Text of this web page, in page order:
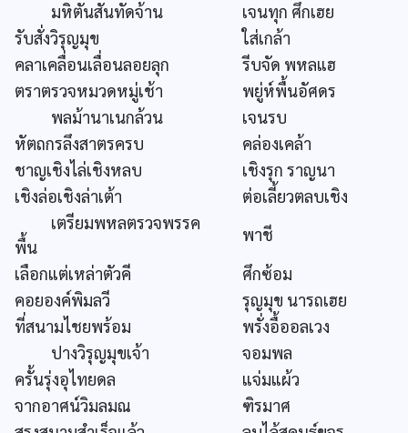
มหิตันสันทัดจ้าน
เจนทุก ศึกเฮย
รับสั่งวิรุญมุข
ใส่เกล้า
คลาเคลื่อนเลื่อนลอยลุก
รีบจัด พหลแฮ
ตราตรวจหมวดหมู่เช้า
พยู่ห์พื้นอัศดร
พลม้านาเนกล้วน
เจนรบ
หัตถกรลึงสาตรครบ
คล่องเคล้า
ชาญเชิงไล่เชิงหลบ
เชิงรุก ราญนา
เชิงล่อเชิงล่าเต้า
ต่อเลี้ยวตลบเชิง
เตรียมพหลตรวจพรรค
พื้น
พาชี
เลือกแต่เหล่าตัวคี
ศึกซ้อม
คอยองค์พิมลวี
รุญมุข นารถเฮย
ที่สนามไชยพร้อม
พรั่งอื้ออลเวง
ปางวิรุญมุขเจ้า
จอมพล
ครั้นรุ่งอุไทยดล
แจ่มแผ้ว
จากอาศน์วิมลมณ
ฑิรมาศ